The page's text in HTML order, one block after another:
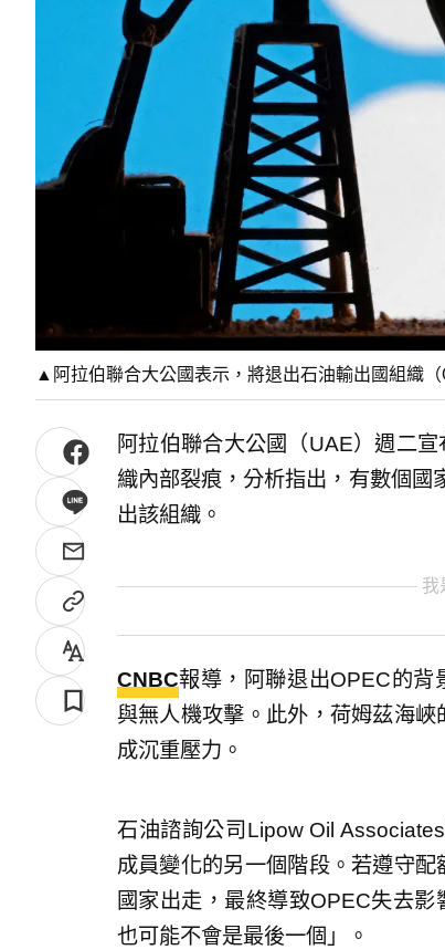
▲阿拉伯聯合大公國表示，將退出石油輸出國組織
阿拉伯聯合大公國（UAE）週二
織內部裂痕，分析指出，有數個國
出該組織。
我
CNBC報導，阿聯退出OPEC的背
與無人機攻擊。此外，荷姆茲海
成沉重壓力。
石油諮詢公司Lipow Oil
成員變化的另一個階段。若遵守
國家出走，最終導致OPEC失去
也可能不會是最後一個」。